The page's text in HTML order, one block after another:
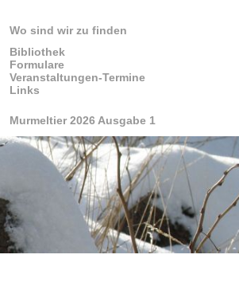
Wo sind wir zu finden
Bibliothek
Formulare
Veranstaltungen-Termine
Links
Murmeltier 2026 Ausgabe 1